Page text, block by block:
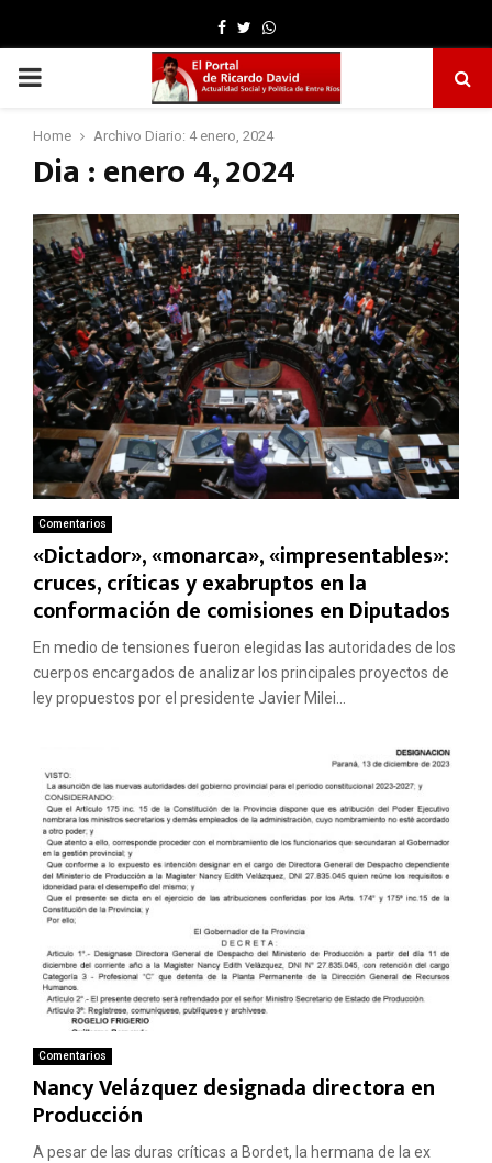
Facebook
TwitterWhatsapp
PRIMARY
MENU
Home Archivo Diario: 4 enero, 2024
Dia : enero 4, 2024
Comentarios
«Dictador», «monarca», «impresentables»:
cruces, críticas y exabruptos en la
conformación de comisiones en Diputados
En medio de tensiones fueron elegidas las autoridades de los
cuerpos encargados de analizar los principales proyectos de
ley propuestos por el presidente Javier Milei...
Comentarios
Nancy Velázquez designada directora en
Producción
A pesar de las duras críticas a Bordet, la hermana de la ex